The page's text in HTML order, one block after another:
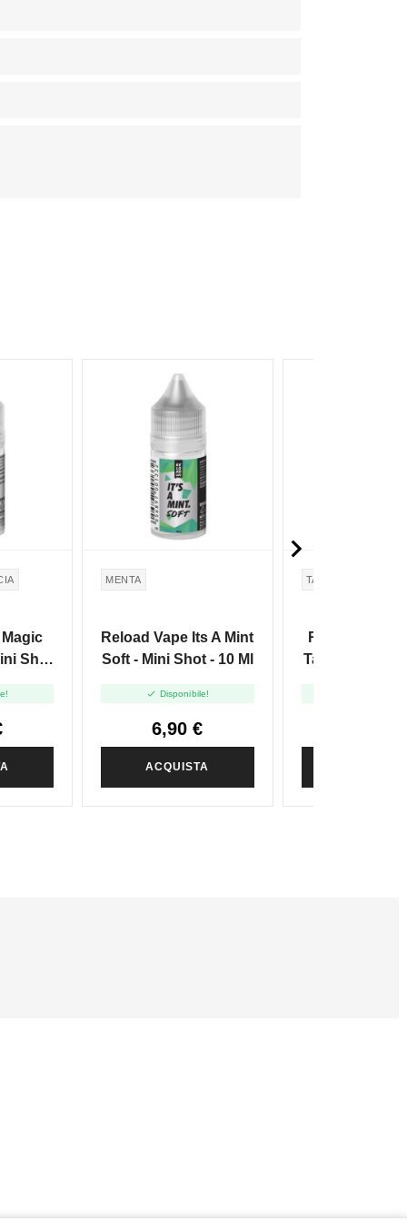
Magic
Shot
MENTA
Reload Vape Its A Mint
Soft - Mini Shot - 10 Ml
 Disponibile!
6,90 €
ACQUISTA
TABACCO
Reload Vape
Tab Tabacco
